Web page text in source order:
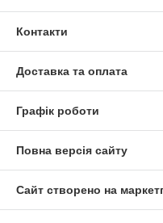
Контакти
Доставка та оплата
Графік роботи
Повна версія сайту
Сайт створено на